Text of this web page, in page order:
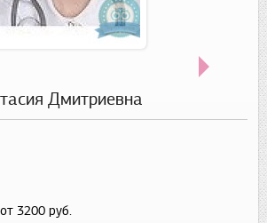
Дмитриевна
от 3200 руб.